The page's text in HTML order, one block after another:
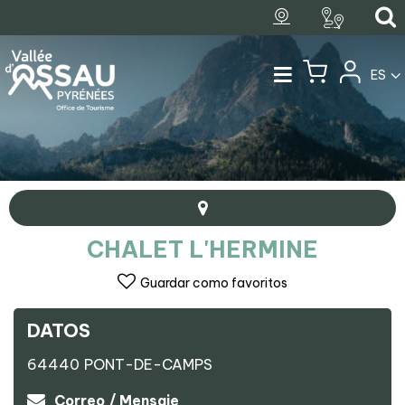
ES
CHALET L'HERMINE
Guardar como favoritos
DATOS
64440 PONT-DE-CAMPS
Correo / Mensaje
−